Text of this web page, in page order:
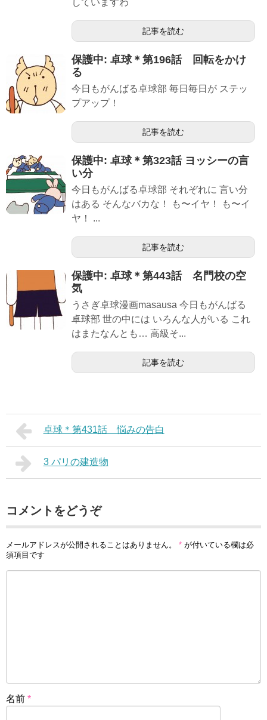
していますわ
記事を読む
保護中: 卓球＊第196話 回転をかけ
る
今日もがんばる卓球部 毎日毎日が ステッ
プアップ！
記事を読む
保護中: 卓球＊第323話 ヨッシーの言
い分
今日もがんばる卓球部 それぞれに 言い分
はある そんなバカな！ も〜イヤ！ も〜イ
ヤ！ ...
記事を読む
保護中: 卓球＊第443話 名門校の空
気
うさぎ卓球漫画masausa 今日もがんばる
卓球部 世の中には いろんな人がいる これ
はまたなんとも… 高級そ...
記事を読む
卓球＊第431話 悩みの告白
3 パリの建造物
コメントをどうぞ
メールアドレスが公開されることはありません。 * が付いている欄は必
須項目です
名前 *